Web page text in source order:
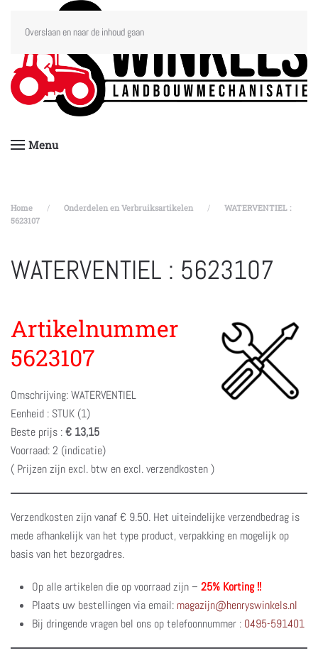
Overslaan en naar de inhoud gaan
Menu
Home Onderdelen en Verbruiksartikelen
WATERVENTIEL :
5623107
WATERVENTIEL : 5623107
Artikelnummer
5623107
Omschrijving: WATERVENTIEL
Eenheid : STUK (1)
Beste prijs :€ 13,15
Voorraad: 2 (indicatie)
( Prijzen zijn excl. btw en excl. verzendkosten )
Verzendkosten zijn vanaf € 9.50. Het uiteindelijke verzendbedrag is
mede afhankelijk van het type product, verpakking en mogelijk op
basis van het bezorgadres.
Op alle artikelen die op voorraad zijn – 25% Korting !!
Plaats uw bestellingen via email: magazijn@henryswinkels.nl
Bij dringende vragen bel ons op telefoonnummer : 0495-591401